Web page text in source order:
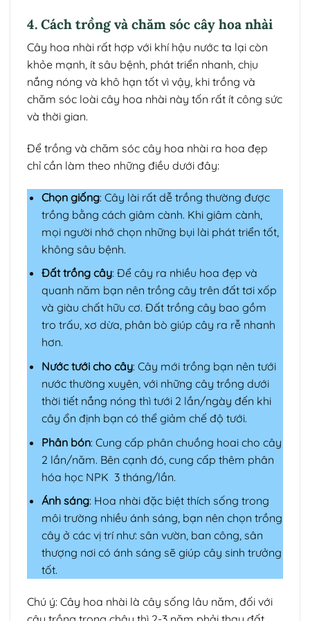
4. Cách trồng và chăm sóc cây hoa nhài
Cây hoa nhài rất hợp với khí hậu nước ta lại còn
khỏe mạnh, ít sâu bệnh, phát triển nhanh, chịu
nắng nóng và khô hạn tốt vì vậy, khi trồng và
chăm sóc loài cây hoa nhài này tốn rất ít công sức
và thời gian.
Để trồng và chăm sóc cây hoa nhài ra hoa đẹp
chỉ cần làm theo những điều dưới đây:
Chọn giống: Cây lài rất dễ trồng thường được
trồng bằng cách giâm cành. Khi giâm cành,
mọi người nhớ chọn những bụi lài phát triển tốt,
không sâu bệnh.
Đất trồng cây: Để cây ra nhiều hoa đẹp và
quanh năm bạn nên trồng cây trên đất tơi xốp
và giàu chất hữu cơ. Đất trồng cây bao gồm
tro trấu, xơ dừa, phân bò giúp cây ra rễ nhanh
hơn.
Nước tưới cho cây: Cây mới trồng bạn nên tưới
nước thường xuyên, với những cây trồng dưới
thời tiết nắng nóng thì tưới 2 lần/ngày đến khi
cây ổn định bạn có thể giảm chế độ tưới.
Phân bón: Cung cấp phân chuồng hoai cho cây
2 lần/năm. Bên cạnh đó, cung cấp thêm phân
hóa học NPK 3 tháng/lần.
Ánh sáng: Hoa nhài đặc biệt thích sống trong
môi trường nhiều ánh sáng, bạn nên chọn trồng
cây ở các vị trí như: sân vườn, ban công, sân
thượng nơi có ánh sáng sẽ giúp cây sinh trưởng
tốt.
Chú ý: Cây hoa nhài là cây sống lâu năm, đối với